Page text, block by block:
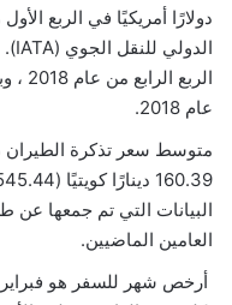
عام 2018.
متوسط ​​سعر تذكرة الطيران
العامين الماضيين.
أرخص شهر للسفر هو فبراير